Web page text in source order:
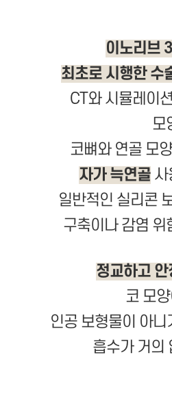
이노리브
최초로 시행한 수
CT와 시뮬레이
모
코뼈와 연골 모
자가 늑연골사
일반적인 실리콘
구축이나 감염 위
정교하고
코 모
인공 보형물이 아
흡수가 거의